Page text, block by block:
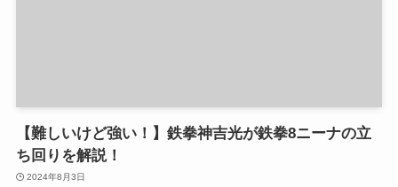
【難しいけど強い！】鉄拳神吉光が鉄拳8ニーナの立
ち回りを解説！
2024年8月3日